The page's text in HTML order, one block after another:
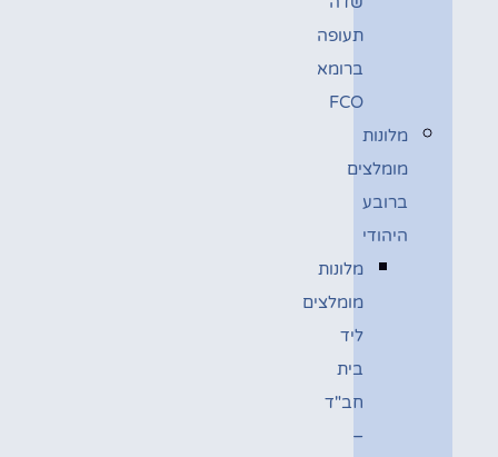
תעופה
ברומא
FCO
מלונות
מומלצים
ברובע
היהודי
מלונות
מומלצים
ליד
בית
חב"ד
–